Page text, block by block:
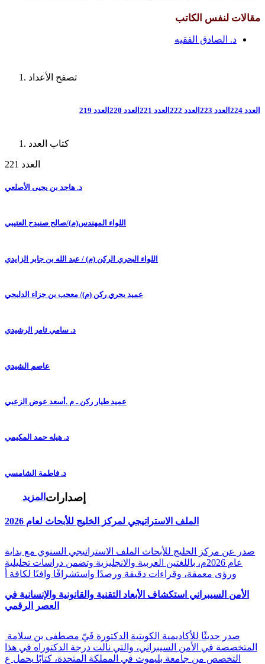
مقالات لنفس الكاتب
د. الصادق الفقيه
تصفح الأعداد
العدد 224 العدد 223 العدد 222 العدد 221 العدد 220 العدد 219
كتاب العدد
العدد 221
د. هاجد بن يحيى الأصلعي
اللواء المهندس(م)/صالح صنيدح العتيبي
اللواء البحري الركن (م) / عبد الله بن جابر الزايدي
عميد بحري ركن (م)/ معجب بن جزاء الدلبحي
د. سامي ثامر الرشيدي
عاصم الشيدي
عميد طيار ركن ـ م .أسعد عوض الزعبي
د. هيله حمد المكيمي
د. فاطمة الشامسي
المزيد إصدارات
الملف الاستراتيجي لمركز الخليج للأبحاث لعام 2026
صدر عن مركز الخليج للأبحاث الملف الاستراتيجي السنوي مع بداية
عام 2026م، باللغتين العربية والانجليزية وتضمن دراسات تحليلية
ورؤى معمقة، وقراءات دقيقة ورصدًا واستشرافًا وافيًا لكافة أ
الأمن السيبراني استكشاف الأبعاد التقنية والقانونية والإنسانية في
العصر الرقمي
المتخصصة في الأمن السيبراني، والتي نالت درجة الدكتوراه في هذا
التخصص من جامعة بليموث في المملكة المتحدة، كتابًا يحمل ع